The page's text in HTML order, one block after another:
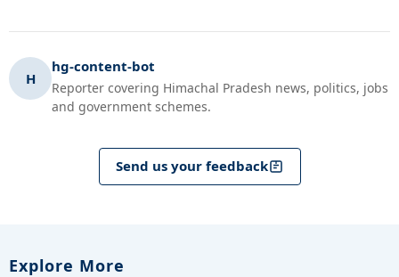
H
hg-content-bot
Reporter covering Himachal Pradesh news, politics, jobs
and government schemes.
Send us your feedback
Explore More